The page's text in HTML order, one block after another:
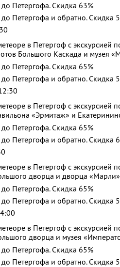
до Петергофа. Скидка 63%
до Петергофа и обратно. Скидка
в Петергоф с экскурсией
Большого Каскада и музея
до Петергофа. Скидка 65%
до Петергофа и обратно. Скидка
в Петергоф с экскурсией
«Эрмитаж» и
до Петергофа. Скидка 65%
до Петергофа и обратно. Скидка
в Петергоф с экскурсией
дворца и дворца «Марли»
до Петергофа. Скидка 65%
до Петергофа и обратно. Скидка
в Петергоф с экскурсией
дворца и музея
до Петергофа. Скидка 65%
до Петергофа и обратно. Скидка